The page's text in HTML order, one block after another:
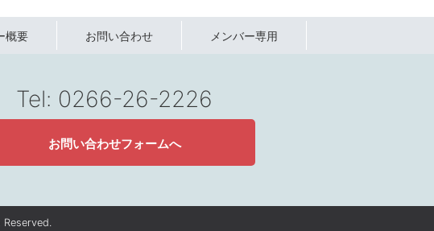
概要 お問い合わせ メンバー専用
Tel: 0266-26-2226
お問い合わせフォームへ